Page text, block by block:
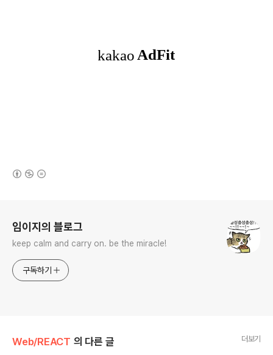
임이지의 블로그
keep calm and carry on. be the miracle!
구독하기
Web/REACT 의 다른 글 더보기